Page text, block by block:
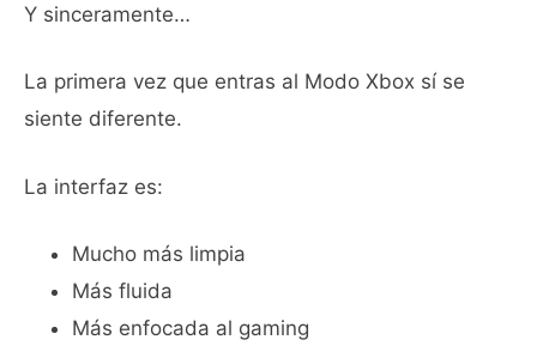
Y sinceramente…
La primera vez que entras al Modo Xbox sí se
siente diferente.
La interfaz es:
Mucho más limpia
Más fluida
Más enfocada al gaming